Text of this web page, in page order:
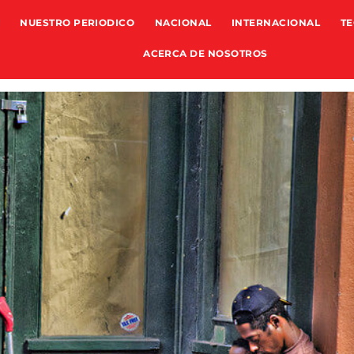
NUESTRO PERIODICO NACIONAL INTERNACIONAL
ACERCA DE NOSOTROS